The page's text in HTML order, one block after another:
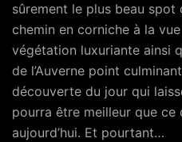
sûrement le plus beau
chemin en corniche à la
végétation luxuriante ainsi
de l’Auverne point
découverte du jour qui
pourra être meilleur que
aujourd’hui. Et pourtant…